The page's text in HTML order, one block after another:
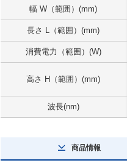
幅 W（範囲）(mm)
長さ L（範囲）(mm)
消費電力（範囲）(W)
高さ H（範囲）(mm)
波長(nm)
商品情報